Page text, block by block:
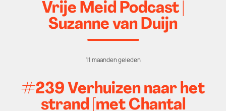
Vrije Meid Podcast |
Suzanne van Duijn
11 maanden geleden
#239 Verhuizen naar het
strand [met Chantal